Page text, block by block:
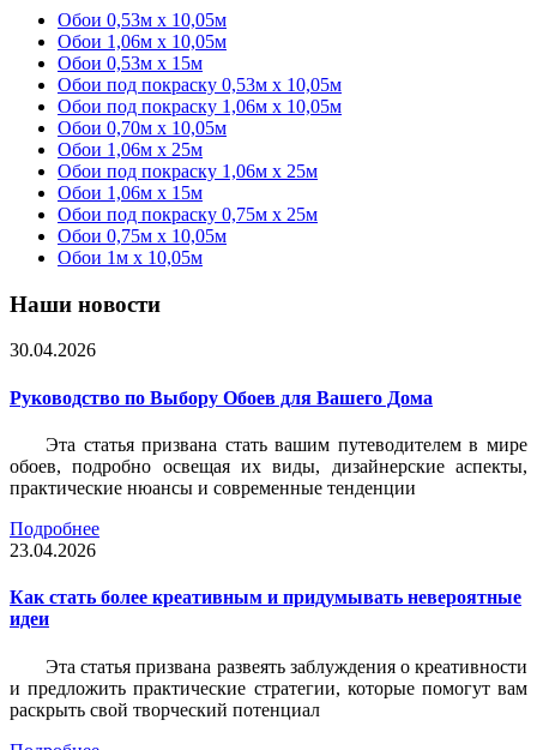
Обои 0,53м x 10,05м
Обои 1,06м х 10,05м
Обои 0,53м x 15м
Обои под покраску 0,53м x 10,05м
Обои под покраску 1,06м х 10,05м
Обои 0,70м x 10,05м
Обои 1,06м x 25м
Обои под покраску 1,06м x 25м
Обои 1,06м x 15м
Обои под покраску 0,75м x 25м
Обои 0,75м x 10,05м
Обои 1м х 10,05м
Наши новости
30.04.2026
Руководство по Выбору Обоев для Вашего Дома
Эта статья призвана стать вашим путеводителем в мире
обоев, подробно освещая их виды, дизайнерские аспекты,
практические нюансы и современные тенденции
Подробнее
23.04.2026
Как стать более креативным и придумывать невероятные
идеи
Эта статья призвана развеять заблуждения о креативности
и предложить практические стратегии, которые помогут вам
раскрыть свой творческий потенциал